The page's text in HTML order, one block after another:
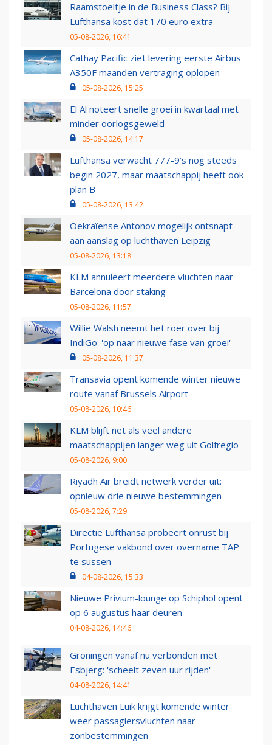
Raamstoeltje in de Business Class? Bij
Lufthansa kost dat 170 euro extra
05-08-2026, 16:41
Cathay Pacific ziet levering eerste Airbus
A350F maanden vertraging oplopen
05-08-2026, 15:25
El Al noteert snelle groei in kwartaal met
minder oorlogsgeweld
05-08-2026, 14:17
Lufthansa verwacht 777-9’s nog steeds
begin 2027, maar maatschappij heeft ook
plan B
05-08-2026, 13:42
Oekraïense Antonov mogelijk ontsnapt
aan aanslag op luchthaven Leipzig
05-08-2026, 13:18
KLM annuleert meerdere vluchten naar
Barcelona door staking
05-08-2026, 11:57
Willie Walsh neemt het roer over bij
IndiGo: 'op naar nieuwe fase van groei'
05-08-2026, 11:37
Transavia opent komende winter nieuwe
route vanaf Brussels Airport
05-08-2026, 10:46
KLM blijft net als veel andere
maatschappijen langer weg uit Golfregio
05-08-2026, 9:00
Riyadh Air breidt netwerk verder uit:
opnieuw drie nieuwe bestemmingen
05-08-2026, 7:29
Directie Lufthansa probeert onrust bij
Portugese vakbond over overname TAP
te sussen
04-08-2026, 15:33
Nieuwe Privium-lounge op Schiphol opent
op 6 augustus haar deuren
04-08-2026, 14:46
Groningen vanaf nu verbonden met
Esbjerg: 'scheelt zeven uur rijden'
04-08-2026, 14:41
Luchthaven Luik krijgt komende winter
weer passagiersvluchten naar
zonbestemmingen